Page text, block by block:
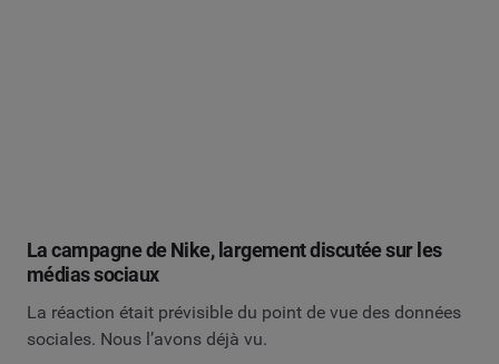
La campagne de Nike, largement discutée sur les
médias sociaux
La réaction était prévisible du point de vue des données
sociales. Nous l’avons déjà vu.